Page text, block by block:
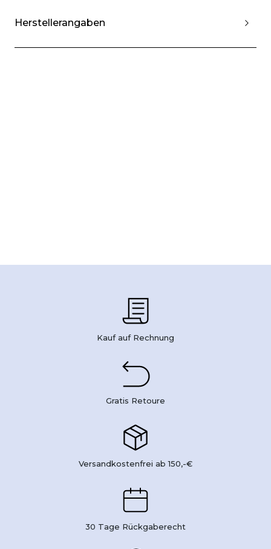
Herstellerangaben
Kauf auf Rechnung
Gratis Retoure
Versandkostenfrei ab 150,-€
30 Tage Rückgaberecht